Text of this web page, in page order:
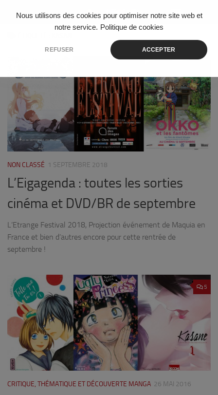
Nous utilisons des cookies pour optimiser notre site web et
notre service. Politique de cookies
REFUSER ACCEPTER
Skip to content
NON CLASSÉ 1 SEPTEMBRE 2018
L’Eigagenda : toutes les sorties
cinéma et DVD/BR de septembre
L’Etrange Festival 2018, Projection événement de Maquia en
France et bien d’autres encore pour cette rentrée de
septembre !
5
CRITIQUE, THÉMATIQUE ET DÉCOUVERTE MANGA 26 MAI 2016